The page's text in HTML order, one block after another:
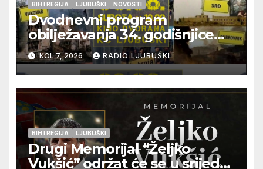
BIH I REGIJA LJUBUŠKI NOVOSTI
Dvodnevni program
obilježavanja 34. godišnjice
pogibije generala Blaža
Kraljevića i osmorice
pripadnika HOS-a
KOL 7, 2026 RADIO LJUBUŠKI
BIH I REGIJA LJUBUŠKI
Drugi Memorijal “Željko
Vukšić” održat će se u srijedu